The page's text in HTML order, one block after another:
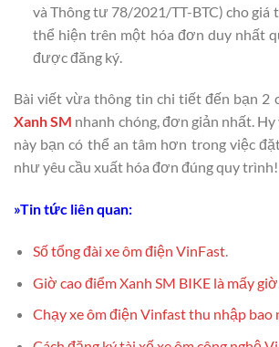
và Thông tư 78/2021/TT-BTC) cho giá
thể hiện trên một hóa đơn duy nhất
được đăng ký.
Bài viết vừa thông tin chi tiết đến bạn 2
Xanh SM nhanh chóng, đơn giản nhất.
này bạn có thể an tâm hơn trong việc
như yêu cầu xuất hóa đơn đúng quy trình!
»Tin tức liên quan:
Số tổng đài xe ôm điện VinFast.
Giờ cao điểm Xanh SM BIKE là mấy giờ
Chạy xe ôm điện Vinfast thu nhập bao